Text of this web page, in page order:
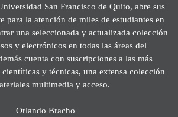
San Francisco de Quito, abre sus
para la atención de miles de estudiantes en
una seleccionada y actualizada colección
y electrónicos en todas las áreas del
cuenta con suscripciones a las más
y técnicas, una extensa colección
multimedia y acceso.
Orlando Bracho